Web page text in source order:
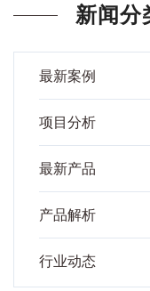
新闻分
最新案例
项目分析
最新产品
产品解析
行业动态